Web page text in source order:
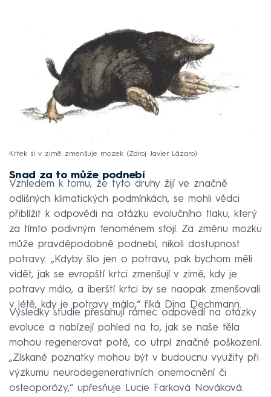
Krtek si v zimě zmenšuje mozek Zdroj: Javier Lázaro
Snad za to může podnebí
Vzhledem k tomu, že tyto druhy žijí ve značně
odlišných klimatických podmínkách, se mohli vědci
přiblížit k odpovědi na otázku evolučního tlaku, který
za tímto podivným fenoménem stojí. Za změnu mozku
může pravděpodobně podnebí, nikoli dostupnost
potravy. „Kdyby šlo jen o potravu, pak bychom měli
vidět, jak se evropští krtci zmenšují v zimě, kdy je
potravy málo, a iberští krtci by se naopak zmenšovali
v létě, kdy je potravy málo,“ říká Dina Dechmann.
Výsledky studie přesahují rámec odpovědí na otázky
evoluce a nabízejí pohled na to, jak se naše těla
mohou regenerovat poté, co utrpí značné poškození.
„Získané poznatky mohou být v budoucnu využity při
výzkumu neurodegenerativních onemocnění či
osteoporózy,“ upřesňuje Lucie Farková Nováková.